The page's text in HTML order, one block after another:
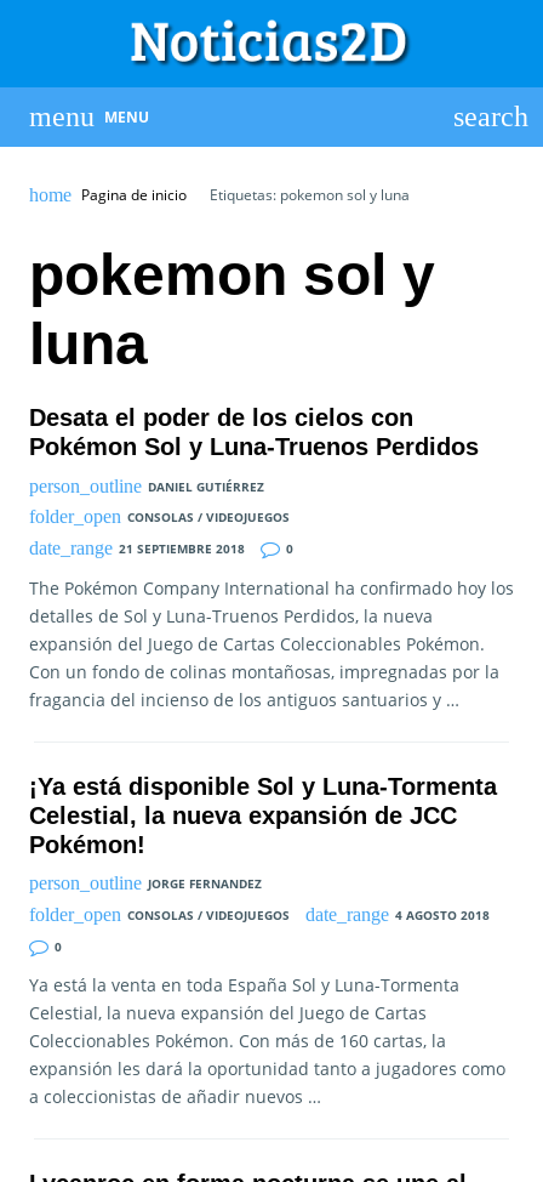
MENU
Pagina de inicio Etiquetas: pokemon sol y luna
pokemon sol y
luna
Desata el poder de los cielos con
Pokémon Sol y Luna-Truenos Perdidos
DANIEL GUTIÉRREZ
CONSOLAS / VIDEOJUEGOS
21 SEPTIEMBRE 2018
0
The Pokémon Company International ha confirmado hoy los
detalles de Sol y Luna-Truenos Perdidos, la nueva
expansión del Juego de Cartas Coleccionables Pokémon.
Con un fondo de colinas montañosas, impregnadas por la
fragancia del incienso de los antiguos santuarios y …
¡Ya está disponible Sol y Luna-Tormenta
Celestial, la nueva expansión de JCC
Pokémon!
JORGE FERNANDEZ
CONSOLAS / VIDEOJUEGOS
4 AGOSTO 2018
0
Ya está la venta en toda España Sol y Luna-Tormenta
Celestial, la nueva expansión del Juego de Cartas
Coleccionables Pokémon. Con más de 160 cartas, la
expansión les dará la oportunidad tanto a jugadores como
a coleccionistas de añadir nuevos …